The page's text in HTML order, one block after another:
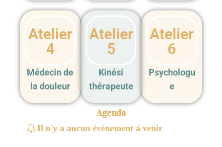
Atelier
4
Médecin de
la douleur
Atelier
5
Kinési
thérapeute
Atelier
6
Psychologu
e
Agenda
Il n'y a aucun événement à venir